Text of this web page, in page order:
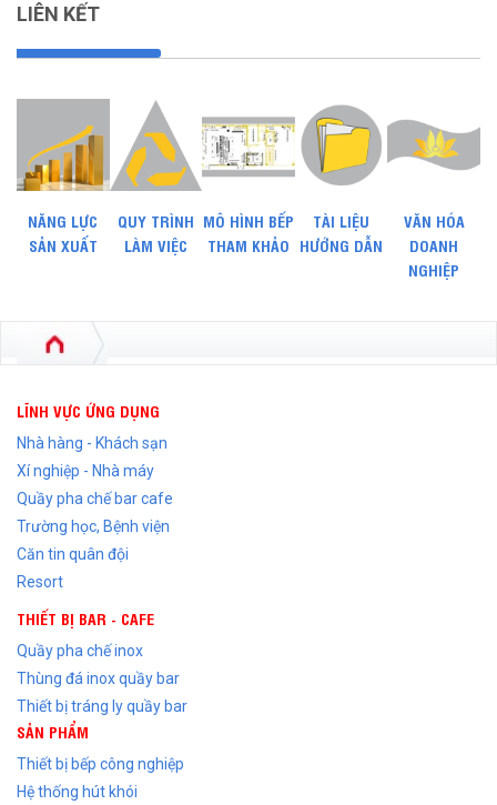
LIÊN KẾT
NĂNG LỰC
SẢN XUẤT
QUY TRÌNH
LÀM VIỆC
MÔ HÌNH BẾP
THAM KHẢO
TÀI LIỆU
HƯỚNG DẪN
VĂN HÓA
DOANH
NGHIỆP
LĨNH VỰC ỨNG DỤNG
Nhà hàng - Khách sạn
Xí nghiệp - Nhà máy
Quầy pha chế bar cafe
Trường học, Bệnh viện
Căn tin quân đội
Resort
THIẾT BỊ BAR - CAFE
Quầy pha chế inox
Thùng đá inox quầy bar
Thiết bị tráng ly quầy bar
SẢN PHẨM
Thiết bị bếp công nghiệp
Hệ thống hút khói